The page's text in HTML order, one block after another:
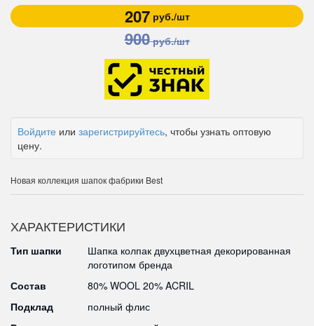
207руб./шт
900руб./шт
Войдите или зарегистрируйтесь, чтобы узнать оптовую
цену.
Новая коллекция шапок фабрики Best
ХАРАКТЕРИСТИКИ
Тип шапки
Шапка колпак двухцветная декорированная
логотипом бренда
Состав
80% WOOL 20% ACRIL
Подклад
полный флис